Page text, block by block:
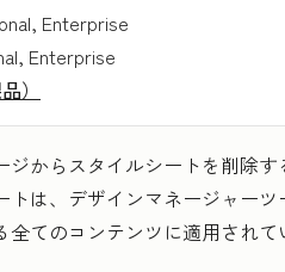
Enterprise
Enterprise
）
からスタイルシートを削除
トは、デザインマネージャー
全てのコンテンツに適用され